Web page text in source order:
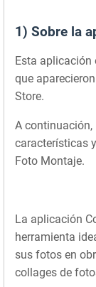
1) Sobre la
Esta aplicación
que
Store.
A continuación,
características
Foto Montaje.
La aplicación
herramienta
sus fotos en
collages de